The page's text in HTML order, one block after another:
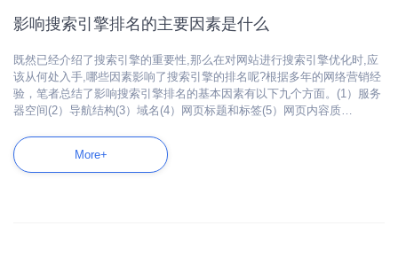
影响搜索引擎排名的主要因素是什么
既然已经介绍了搜索引擎的重要性,那么在对网站进行搜索引擎优化时,应
该从何处入手,哪些因素影响了搜索引擎的排名呢?根据多年的网络营销经
验，笔者总结了影响搜索引擎排名的基本因素有以下九个方面。(1）服务
器空间(2）导航结构(3）域名(4）网页标题和标签(5）网页内容质…
More+